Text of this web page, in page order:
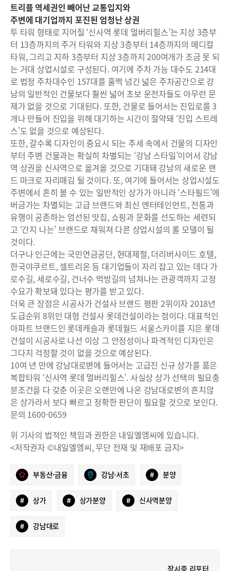
트리플 역세권인 빼어난 교통입지와
주변에 대기업까지 포진된 엄청난 상권
투 타워 형태로 지어질 ‘신사역 롯데 멀버리힐스’는 지상 3층부
터 13층까지의 주거 타워와 지상 3층부터 14층까지의 메디컬
타워, 그리고 지하 3층부터 지상 3층까지 200여개가 조금 못 되
는 거대 상업시설로 구성된다. 여기에 주차 가능 대수도 214대
로 법정 주차대수인 157대를 훌쩍 넘긴 넓은 주차공간으로 강
남의 일반적인 건물보다 훨씬 넓어 초보 운전자들도 아무런 문
제가 없을 것으로 기대된다. 또한, 건물로 들어서는 진입로를 3
개나 만들어 진입을 위해 대기하는 시간이 절약돼 ‘진입 스트레
스’도 없을 것으로 예상된다.
또한, 갈수록 디자인이 중요시 되는 추세 속에서 건물의 디자인
부터 주변 건물과는 확실히 차별되는 ‘강남 스타일’이어서 강남
역 상권을 신사역으로 옮겨올 것으로 기대돼 강남의 새로운 랜
드 마크로 자리매김 될 것이다. 또, 여기에 들어서는 상업시설도
주변에서 흔히 볼 수 있는 일반적인 상가가 아니라 ‘스타필드’에
버금가는 차별되는 고급 브랜드와 최신 엔터테인먼트, 전통과
유행이 공존하는 엄선된 맛집, 쇼핑과 문화를 선도하는 세련되
고 ‘간지 나는’ 브랜드로 채워져 다른 상업시설의 롤 모델이 될
것이다.
더구나 인근에는 국민연금공단, 현대제철, 더리버사이드 호텔,
한국야쿠르트, 셀트리온 등 대기업들이 자리 잡고 있는 데다 가
로수길, 세로수길, 건너수 먹방길의 넘쳐나는 관광객까지 고정
수요가 확보돼 있다는 평가를 받고 있다.
더욱 큰 장점은 시공사가 건설사 브랜드 평판 2위이자 2018년
도급순위 8위인 대형 건설사 롯데건설이라는 점이다. 대표적인
아파트 브랜드인 롯데캐슬과 롯데월드 서울스카이를 지은 롯데
건설이 시공사로 나선 이상 그 안정성이나 파격적인 디자인은
그다지 걱정할 것이 없을 것으로 예상된다.
10여 년 만에 강남대로변에 들어서는 고급진 신규 상가를 품은
복합타워 ‘신사역 롯데 멀버리힐스’. 사실상 상가 선택의 필요충
분조건을 다 갖춘 이곳은 오랜만에 나온 강남대로변의 흔치않
은 상가라서 보다 빠르고 정확한 판단이 필요할 것으로 보인다.
문의 1600-0659
위 기사의 법적인 책임과 권한은 내일엘엠씨에 있습니다.
<저작권자 ©내일엘엠씨, 무단 전재 및 재배포 금지>
부동산·금융 강남·서초 # 분양
# 상가 # 상가분양 # 신사역분양
# 강남대로
장시중 리포터